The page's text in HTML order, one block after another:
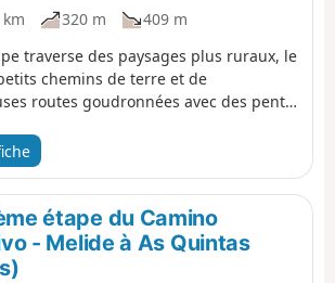
le voyage plus divertissant.
320 m
409 m
traverse des paysages plus ruraux, le
chemins de terre et de
routes goudronnées avec des pentes
visiter de petits villages, dont certains
de restaurants. L'itinéraire se termine à
on rejoint le Camino Francés.
étape du Camino
- Melide à As Quintas